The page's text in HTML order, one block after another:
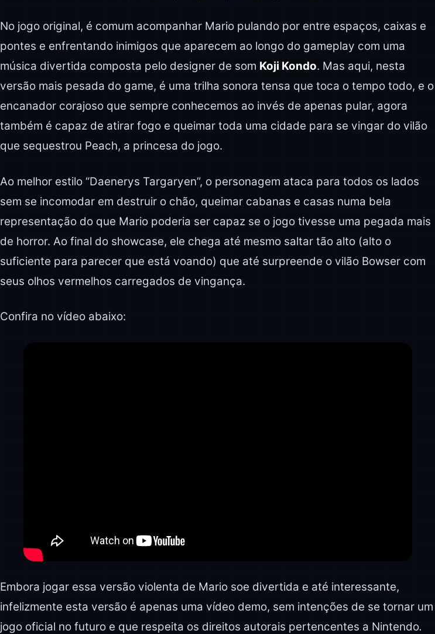
No jogo original, é comum acompanhar Mario pulando por entre espaços, caixas e
pontes e enfrentando inimigos que aparecem ao longo do gameplay com uma
música divertida composta pelo designer de som Koji Kondo. Mas aqui, nesta
versão mais pesada do game, é uma trilha sonora tensa que toca o tempo todo, e o
encanador corajoso que sempre conhecemos ao invés de apenas pular, agora
também é capaz de atirar fogo e queimar toda uma cidade para se vingar do vilão
que sequestrou Peach, a princesa do jogo.
Ao melhor estilo “Daenerys Targaryen”, o personagem ataca para todos os lados
sem se incomodar em destruir o chão, queimar cabanas e casas numa bela
representação do que Mario poderia ser capaz se o jogo tivesse uma pegada mais
de horror. Ao final do showcase, ele chega até mesmo saltar tão alto (alto o
suficiente para parecer que está voando) que até surpreende o vilão Bowser com
seus olhos vermelhos carregados de vingança.
Confira no vídeo abaixo:
Embora jogar essa versão violenta de Mario soe divertida e até interessante,
infelizmente esta versão é apenas uma vídeo demo, sem intenções de se tornar um
jogo oficial no futuro e que respeita os direitos autorais pertencentes a Nintendo.